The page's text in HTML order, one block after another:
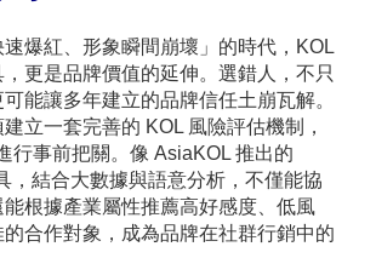
爆紅、形象瞬間崩壞」的時代，KOL
更是品牌價值的延伸。選錯人，不只
能讓多年建立的品牌信任土崩瓦解。
立一套完善的 KOL 風險評估機制，
行事前把關。像 AsiaKOL 推出的
，結合大數據與語意分析，不僅能協
能根據產業屬性推薦高好感度、低風
合作對象，成為品牌在社群行銷中的